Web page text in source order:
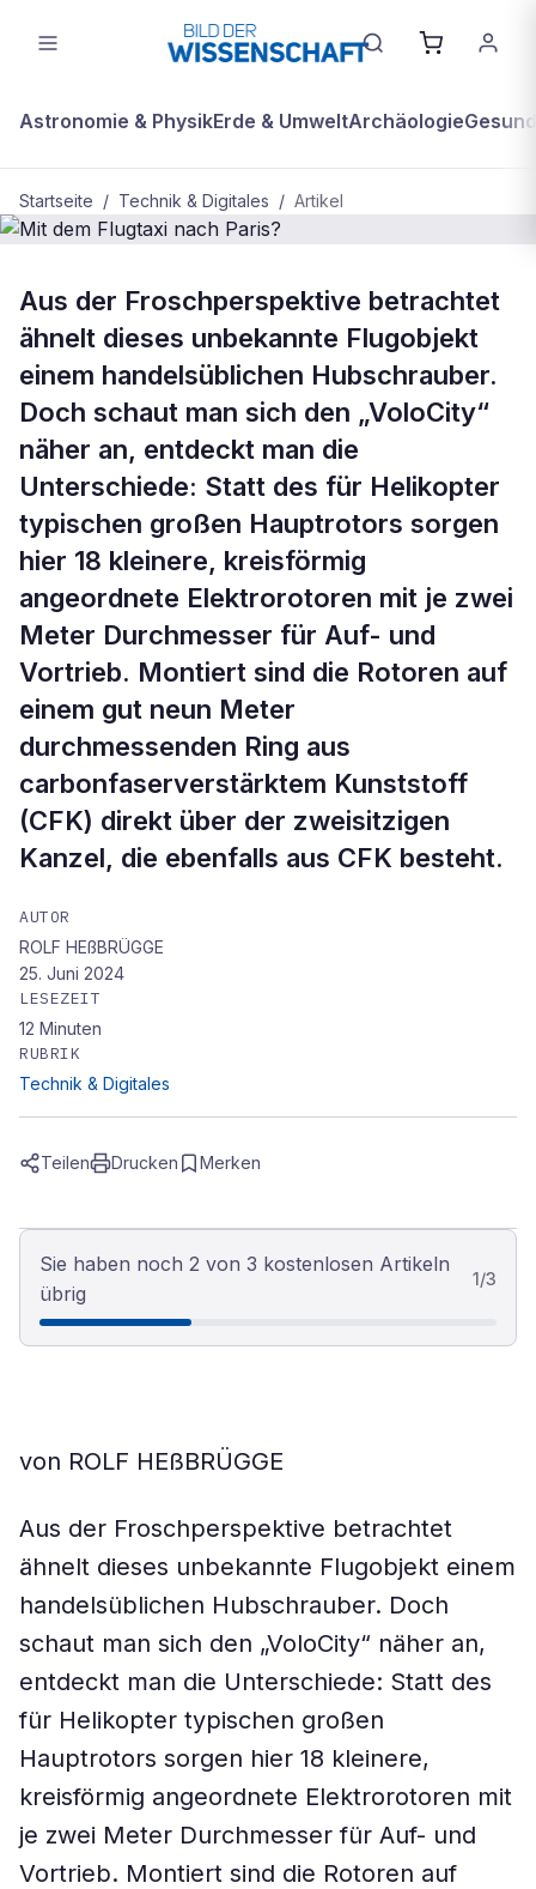
Astronomie & PhysikErde & UmweltArchäologie
Startseite / Technik & Digitales / Artikel
TECHNIK & DIGITALES
Mit dem Flugtaxi nach Paris?
Aus der Froschperspektive betrachtet
ähnelt dieses unbekannte Flugobjekt
einem handelsüblichen Hubschrauber.
Doch schaut man sich den „VoloCity“
näher an, entdeckt man die
Unterschiede: Statt des für Helikopter
typischen großen Hauptrotors sorgen
hier 18 kleinere, kreisförmig
angeordnete Elektrorotoren mit je zwei
Meter Durchmesser für Auf- und
Vortrieb. Montiert sind die Rotoren auf
einem gut neun Meter
durchmessenden Ring aus
carbonfaserverstärktem Kunststoff
(CFK) direkt über der zweisitzigen
Kanzel, die ebenfalls aus CFK besteht.
AUTOR
ROLF HEßBRÜGGE
25. Juni 2024
LESEZEIT
12 Minuten
RUBRIK
Technik & Digitales
Teilen Drucken Merken
Sie haben noch 2 von 3 kostenlosen Artikeln
übrig
1/3
von ROLF HEßBRÜGGE
Aus der Froschperspektive betrachtet
ähnelt dieses unbekannte Flugobjekt einem
handelsüblichen Hubschrauber. Doch
schaut man sich den „VoloCity“ näher an,
entdeckt man die Unterschiede: Statt des
für Helikopter typischen großen
Hauptrotors sorgen hier 18 kleinere,
kreisförmig angeordnete Elektrorotoren mit
je zwei Meter Durchmesser für Auf- und
Vortrieb. Montiert sind die Rotoren auf